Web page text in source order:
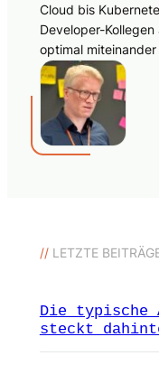
Cloud bis
Developer-
optimal
//LETZTE
Die typische
steckt